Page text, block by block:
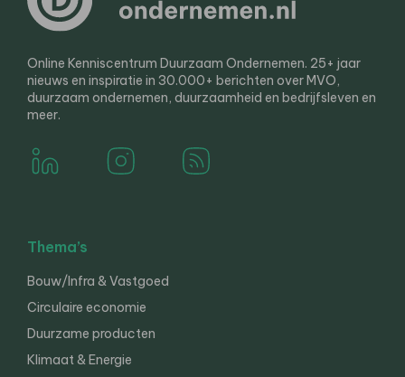
Online Kenniscentrum Duurzaam Ondernemen. 25+ jaar
nieuws en inspiratie in 30.000+ berichten over MVO,
duurzaam ondernemen, duurzaamheid en bedrijfsleven en
meer.
Thema’s
Bouw/Infra & Vastgoed
Circulaire economie
Duurzame producten
Klimaat & Energie